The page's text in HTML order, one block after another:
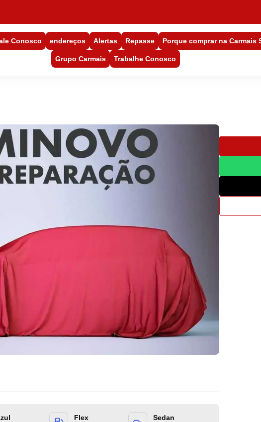
Conosco endereços Alertas Repasse Porque comprar na Carmais
Grupo Carmais Trabalhe Conosco
Flex Sedan